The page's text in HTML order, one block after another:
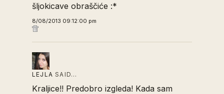
šljokicave obraščiće :*
8/08/2013 09:12:00 pm
LEJLA SAID…
Kraljice!! Predobro izgleda! Kada sam